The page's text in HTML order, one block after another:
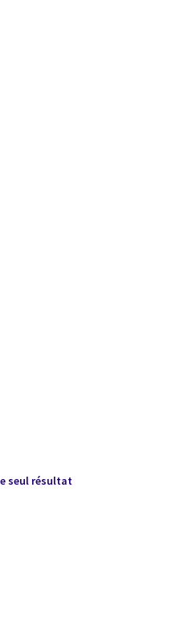
seul résultat